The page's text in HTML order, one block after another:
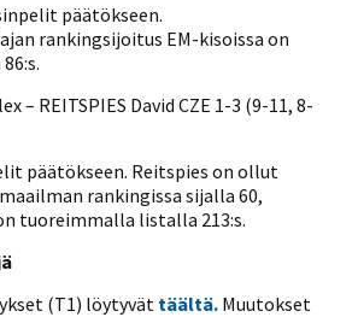
päätökseen.
rankingsijoitus EM-kisoissa on
– REITSPIES David CZE 1-3 (9-11, 8-
päätökseen. Reitspies on ollut
rankingissa sijalla 60,
tuoreimmalla listalla 213:s.
(T1) löytyvät täältä. Muutokset